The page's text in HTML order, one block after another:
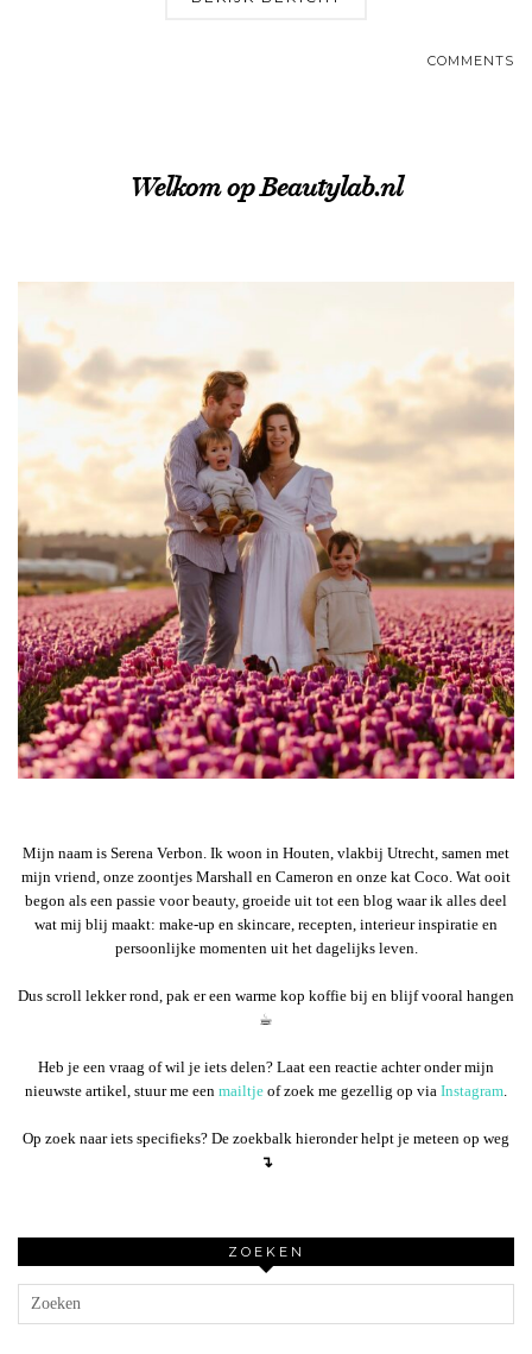
COMMENTS
Welkom op Beautylab.nl
Mijn naam is Serena Verbon. Ik woon in Houten, vlakbij Utrecht, samen met
mijn vriend, onze zoontjes Marshall en Cameron en onze kat Coco. Wat ooit
begon als een passie voor beauty, groeide uit tot een blog waar ik alles deel
wat mij blij maakt: make-up en skincare, recepten, interieur inspiratie en
persoonlijke momenten uit het dagelijks leven.
Dus scroll lekker rond, pak er een warme kop koffie bij en blijf vooral hangen
☕︎
Heb je een vraag of wil je iets delen? Laat een reactie achter onder mijn
nieuwste artikel, stuur me een mailtje of zoek me gezellig op via Instagram.
Op zoek naar iets specifieks? De zoekbalk hieronder helpt je meteen op weg
↴
ZOEKEN